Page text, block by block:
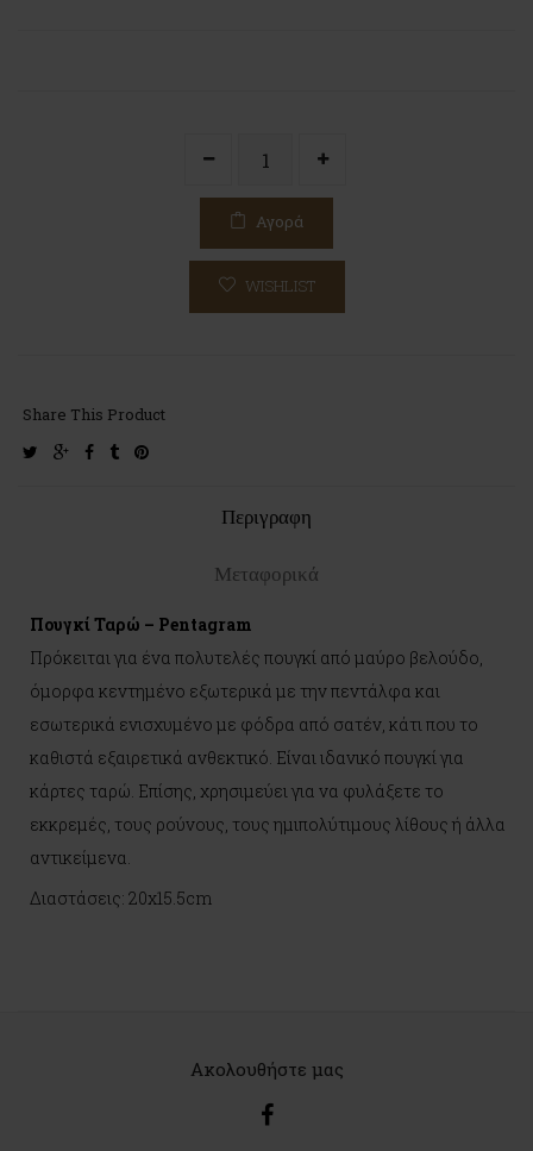
Αγορά
WISHLIST
Share This Product
twittergoogle-facebook
tumblrpinterest
Περιγραφη
Μεταφορικά
Πουγκί Ταρώ – Pentagram
Πρόκειται για ένα πολυτελές πουγκί από μαύρο βελούδο,
όμορφα κεντημένο εξωτερικά με την πεντάλφα και
εσωτερικά ενισχυμένο με φόδρα από σατέν, κάτι που το
καθιστά εξαιρετικά ανθεκτικό. Είναι ιδανικό πουγκί για
κάρτες ταρώ. Επίσης, χρησιμεύει για να φυλάξετε το
εκκρεμές, τους ρούνους, τους ημιπολύτιμους λίθους ή άλλα
αντικείμενα.
Διαστάσεις: 20x15.5cm
Ακολουθήστε μας